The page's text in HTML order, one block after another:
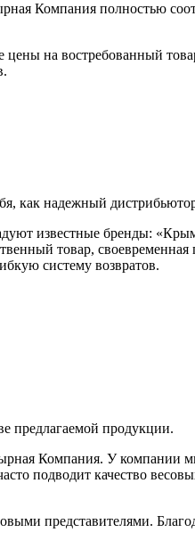
Компания полностью
на востребованный
как надежный
известные бренды:
товар, своевременная
систему возвратов.
предлагаемой продукции.
Компания. У компании
подводит качество
представителями.